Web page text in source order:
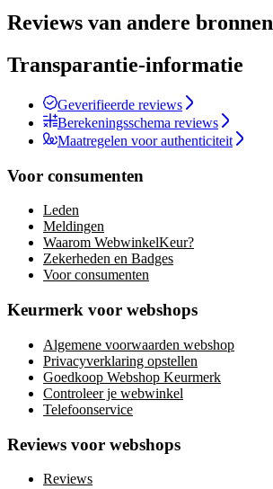
Reviews van andere bronnen
Transparantie-informatie
Geverifieerde reviews
Berekeningsschema reviews
Maatregelen voor authenticiteit
Voor consumenten
Leden
Meldingen
Waarom WebwinkelKeur?
Zekerheden en Badges
Voor consumenten
Keurmerk voor webshops
Algemene voorwaarden webshop
Privacyverklaring opstellen
Goedkoop Webshop Keurmerk
Controleer je webwinkel
Telefoonservice
Reviews voor webshops
Reviews